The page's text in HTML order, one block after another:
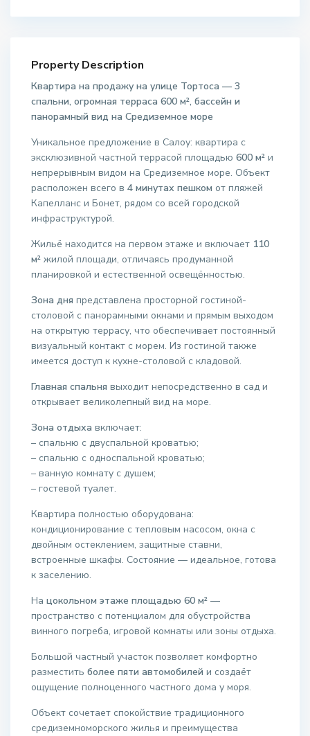
Property Description
Квартира на продажу на улице Тортоса — 3
спальни, огромная терраса 600 м², бассейн и
панорамный вид на Средиземное море
Уникальное предложение в Салоу: квартира с
эксклюзивной частной террасой площадью600 м² и
непрерывным видом на Средиземное море. Объект
расположен всего в4 минутах пешком от пляжей
Капелланс и Бонет, рядом со всей городской
инфраструктурой.
Жильё находится на первом этаже и включает 110
м² жилой площади, отличаясь продуманной
планировкой и естественной освещённостью.
Зона дня представлена просторной гостиной-
столовой с панорамными окнами и прямым выходом
на открытую террасу, что обеспечивает постоянный
визуальный контакт с морем. Из гостиной также
имеется доступ к кухне-столовой с кладовой.
Главная спальня выходит непосредственно в сад и
открывает великолепный вид на море.
Зона отдыха включает:
– спальню с двуспальной кроватью;
– спальню с односпальной кроватью;
– ванную комнату с душем;
– гостевой туалет.
Квартира полностью оборудована:
кондиционирование с тепловым насосом, окна с
двойным остеклением, защитные ставни,
встроенные шкафы. Состояние — идеальное, готова
к заселению.
Нацокольном этаже площадью 60 м² —
пространство с потенциалом для обустройства
винного погреба, игровой комнаты или зоны отдыха.
Большой частный участок позволяет комфортно
разместитьболее пяти автомобилей и создаёт
ощущение полноценного частного дома у моря.
Объект сочетает спокойствие традиционного
средиземноморского жилья и преимущества